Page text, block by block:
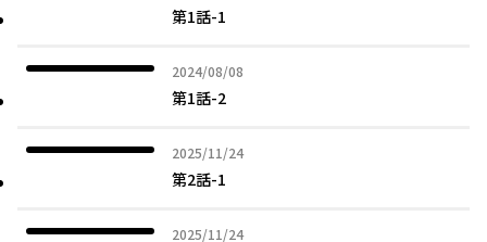
第1話-1
2024/08/08
2024年08月08日
第1話-2
2025/11/24
2025年11月24日
第2話-1
2025/11/24
2025年11月24日